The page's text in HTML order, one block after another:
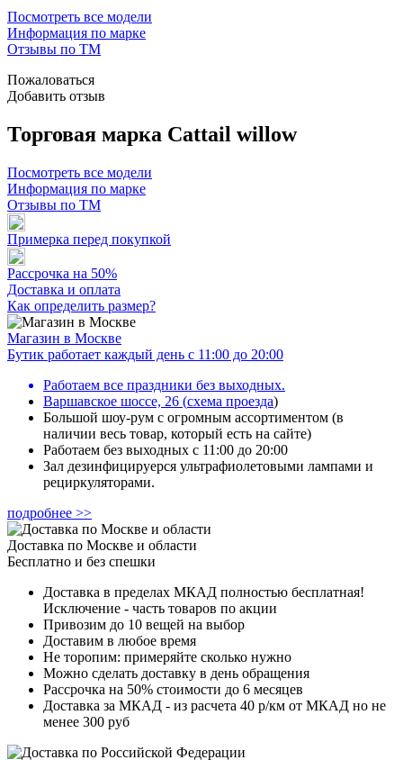
Посмотреть все модели
Информация по марке
Отзывы по ТМ
Пожаловаться
Добавить отзыв
Торговая марка Cattail willow
Посмотреть все модели
Информация по марке
Отзывы по ТМ
Примерка перед покупкой
Рассрочка на 50%
Доставка и оплата
Как определить размер?
Магазин в Москве
Бутик работает каждый день с 11:00 до 20:00
Работаем все праздники без выходных.
Варшавское шоссе, 26 (схема проезда)
Большой шоу-рум с огромным ассортиментом (в
наличии весь товар, который есть на сайте)
Работаем без выходных с 11:00 до 20:00
Зал дезинфицируерся ультрафиолетовыми лампами и
рециркуляторами.
подробнее >>
Доставка по Москве и области
Бесплатно и без спешки
Доставка в пределах МКАД полностью бесплатная!
Исключение - часть товаров по акции
Привозим до 10 вещей на выбор
Доставим в любое время
Не торопим: примеряйте сколько нужно
Можно сделать доставку в день обращения
Рассрочка на 50% стоимости до 6 месяцев
Доставка за МКАД - из расчета 40 р/км от МКАД но не
менее 300 руб